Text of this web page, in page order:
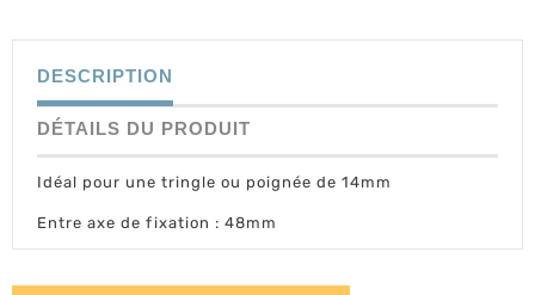
DESCRIPTION
DÉTAILS DU PRODUIT
Idéal pour une tringle ou poignée de 14mm
Entre axe de fixation : 48mm